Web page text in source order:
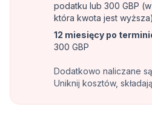
podatku lub 300 GBP
która kwota jest wyższa)
12 miesięcy po
300 GBP
Dodatkowo naliczane
Uniknij kosztów,